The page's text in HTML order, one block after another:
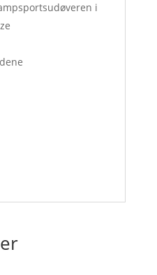
i